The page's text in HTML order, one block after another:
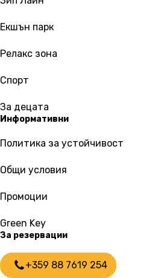
Екшън парк
Релакс зона
Спорт
За децата
Информативни
Политика за устойчивост
Общи условия
Промоции
Green Key
За резервации
+359 88 7619 254